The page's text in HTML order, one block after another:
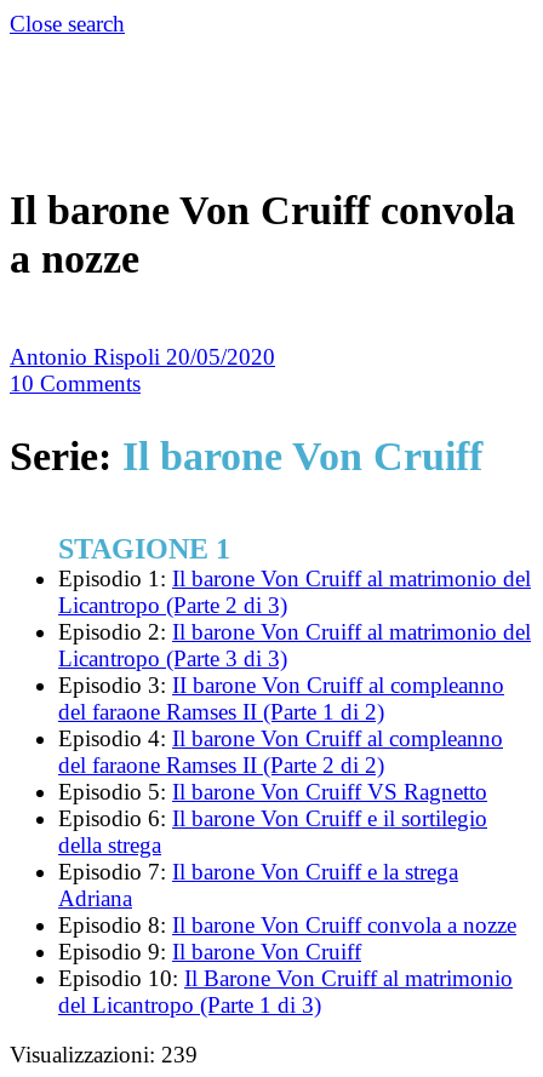
Close search
Il barone Von Cruiff convola
a nozze
Antonio Rispoli 20/05/2020
10 Comments
Serie: Il barone Von Cruiff
STAGIONE 1
Episodio 1: Il barone Von Cruiff al matrimonio del
Licantropo (Parte 2 di 3)
Episodio 2: Il barone Von Cruiff al matrimonio del
Licantropo (Parte 3 di 3)
Episodio 3: II barone Von Cruiff al compleanno
del faraone Ramses II (Parte 1 di 2)
Episodio 4: Il barone Von Cruiff al compleanno
del faraone Ramses II (Parte 2 di 2)
Episodio 5: Il barone Von Cruiff VS Ragnetto
Episodio 6: Il barone Von Cruiff e il sortilegio
della strega
Episodio 7: Il barone Von Cruiff e la strega
Adriana
Episodio 8: Il barone Von Cruiff convola a nozze
Episodio 9: Il barone Von Cruiff
Episodio 10: Il Barone Von Cruiff al matrimonio
del Licantropo (Parte 1 di 3)
Visualizzazioni: 239